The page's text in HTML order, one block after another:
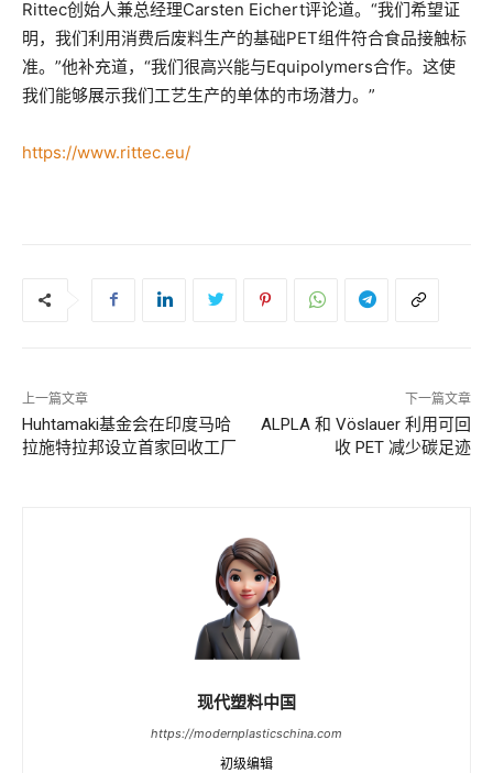
Rittec创始人兼总经理Carsten Eichert评论道。“我们希望证
明，我们利用消费后废料生产的基础PET组件符合食品接触标
准。”他补充道，“我们很高兴能与Equipolymers合作。这使
我们能够展示我们工艺生产的单体的市场潜力。”
https://www.rittec.eu/
上一篇文章
Huhtamaki基金会在印度马哈
拉施特拉邦设立首家回收工厂
下一篇文章
ALPLA 和 Vöslauer 利用可回
收 PET 减少碳足迹
现代塑料中国
https://modernplasticschina.com
初级编辑